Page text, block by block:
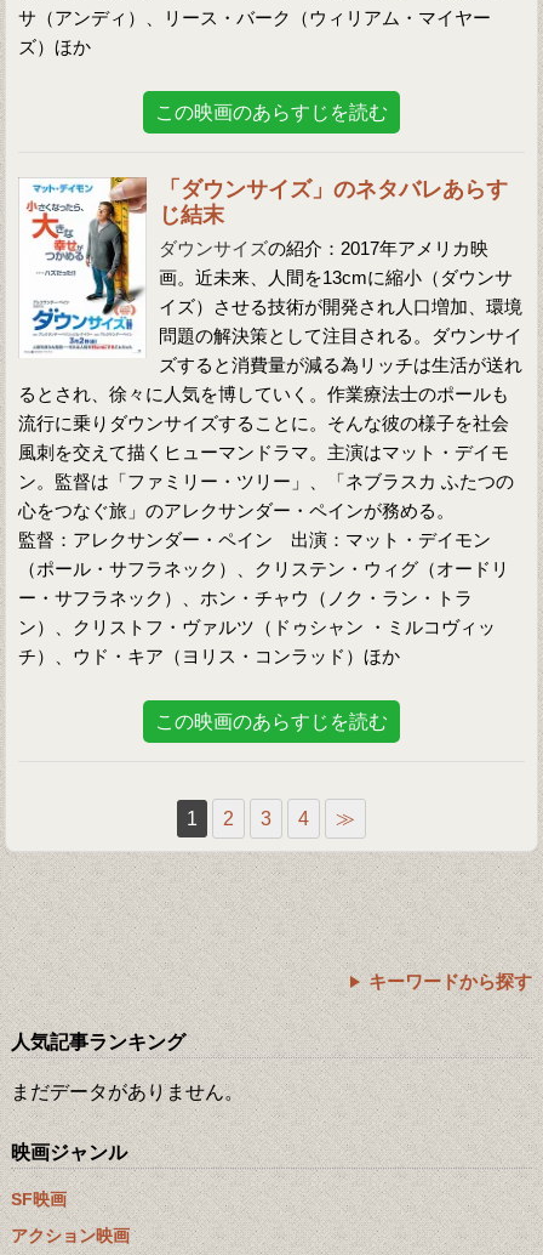
サ（アンディ）、リース・バーク（ウィリアム・マイヤー
ズ）ほか
この映画のあらすじを読む
「ダウンサイズ」のネタバレあらす
じ結末
ダウンサイズの紹介：2017年アメリカ映
画。近未来、人間を13cmに縮小（ダウンサ
イズ）させる技術が開発され人口増加、環境
問題の解決策として注目される。ダウンサイ
ズすると消費量が減る為リッチは生活が送れ
るとされ、徐々に人気を博していく。作業療法士のポールも
流行に乗りダウンサイズすることに。そんな彼の様子を社会
風刺を交えて描くヒューマンドラマ。主演はマット・デイモ
ン。監督は「ファミリー・ツリー」、「ネブラスカ ふたつの
心をつなぐ旅」のアレクサンダー・ペインが務める。
監督：アレクサンダー・ペイン 出演：マット・デイモン
（ポール・サフラネック）、クリステン・ウィグ（オードリ
ー・サフラネック）、ホン・チャウ（ノク・ラン・トラ
ン）、クリストフ・ヴァルツ（ドゥシャン ・ミルコヴィッ
チ）、ウド・キア（ヨリス・コンラッド）ほか
この映画のあらすじを読む
1 2 3 4 ≫
キーワードから探す
人気記事ランキング
まだデータがありません。
映画ジャンル
SF映画
アクション映画